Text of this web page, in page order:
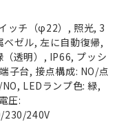
ッチ（φ22）, 照光, 3
ベゼル, 左に自動復帰,
（透明）, IP66, プッシ
子台, 接点構成: NO/点
LEDランプ色: 緑,
圧:
230/240V